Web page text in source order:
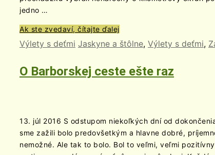
jedno …
Ak ste zvedaví, čítajte ďalej
Výlety s deťmi Jaskyne a štôlne, Výlety s deťmi,
O Barborskej ceste ešte raz
13. júl 2016 S odstupom niekoľkých dní od
sme zažili bolo predovšetkým a hlavne dobré,
nemožné. Ale tak to bolo. Bol to veľmi, veľmi